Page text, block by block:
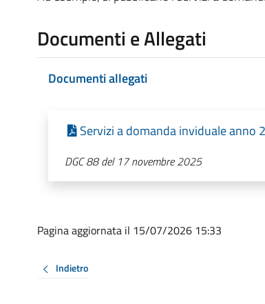
Documenti e Allegati
Documenti allegati
Servizi a domanda inviduale
DGC 88 del 17 novembre 2025
Pagina aggiornata il 15/07/2026 15:33
Indietro